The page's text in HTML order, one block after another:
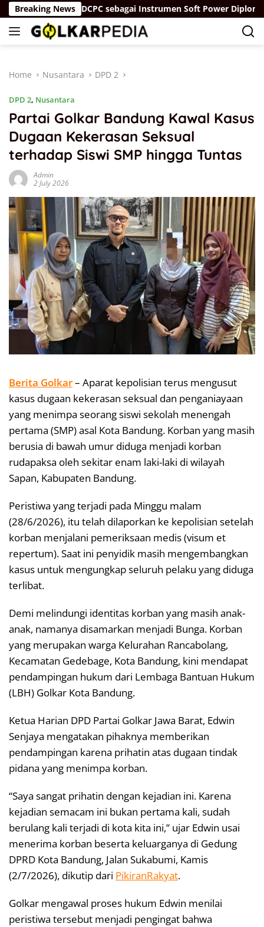
Skip
to
content
Breaking NewsIDCPC sebagai Instrumen Soft Power Diplomacy
Home Nusantara DPD 2
DPD 2, Nusantara
Partai Golkar Bandung Kawal Kasus
Dugaan Kekerasan Seksual
terhadap Siswi SMP hingga Tuntas
Admin
2 July 2026
Berita Golkar– Aparat kepolisian terus mengusut
kasus dugaan kekerasan seksual dan penganiayaan
yang menimpa seorang siswi sekolah menengah
pertama (SMP) asal Kota Bandung. Korban yang masih
berusia di bawah umur diduga menjadi korban
rudapaksa oleh sekitar enam laki-laki di wilayah
Sapan, Kabupaten Bandung.
Peristiwa yang terjadi pada Minggu malam
(28/6/2026), itu telah dilaporkan ke kepolisian setelah
korban menjalani pemeriksaan medis (visum et
repertum). Saat ini penyidik masih mengembangkan
kasus untuk mengungkap seluruh pelaku yang diduga
terlibat.
Demi melindungi identitas korban yang masih anak-
anak, namanya disamarkan menjadi Bunga. Korban
yang merupakan warga Kelurahan Rancabolang,
Kecamatan Gedebage, Kota Bandung, kini mendapat
pendampingan hukum dari Lembaga Bantuan Hukum
(LBH) Golkar Kota Bandung.
Ketua Harian DPD Partai Golkar Jawa Barat, Edwin
Senjaya mengatakan pihaknya memberikan
pendampingan karena prihatin atas dugaan tindak
pidana yang menimpa korban.
“Saya sangat prihatin dengan kejadian ini. Karena
kejadian semacam ini bukan pertama kali, sudah
berulang kali terjadi di kota kita ini,” ujar Edwin usai
menerima korban beserta keluarganya di Gedung
DPRD Kota Bandung, Jalan Sukabumi, Kamis
(2/7/2026), dikutip dari PikiranRakyat.
Golkar mengawal proses hukum Edwin menilai
peristiwa tersebut menjadi pengingat bahwa